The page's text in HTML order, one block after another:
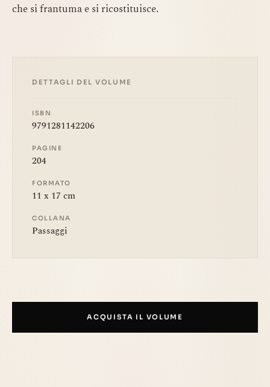
che si frantuma e si ricostituisce.
DETTAGLI DEL VOLUME
ISBN
9791281142206
PAGINE
204
FORMATO
11 x 17 cm
COLLANA
Passaggi
ACQUISTA IL VOLUME